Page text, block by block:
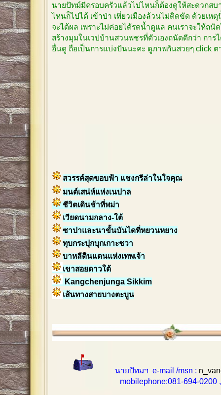
นายปัทม์มีครอบครัวแล้วไปไหนก็ต้องดูให้สะดวกส
ไหนก็ไปได้ เข้าป่า เที่ยวเมืองล้วนไม่ติดขัด ด้วยเห
จะได้ผล เพราะไม่ค่อยได้รดน้ำดูแล คนเราจะให้ถนั
สร้างมุมในเวปบ้านสวนพชรที่ตัวเองถนัดดีกว่า การ
อื่นดู ถือเป็นการแบ่งปันนะคะ ดูภาพกันสวยๆ click ต
สวรรค์สุดขอบฟ้า แชงกรีล่าในใจคุณ
มนต์เสน่ห์แห่งเนปาล
ชีวิตเดินช้าที่พม่า
เวียดนามกลาง-ใต้
ซาปาและนาขั้นบันไดที่หยวนหยาง
ทุบกระปุกบุกเกาะชวา
บาหลีดินแดนแห่งเทพเจ้า
เขาสอยดาวใต้
Kangchenjunga Sikkim
เส้นทางสายบางตะบูน
นายปัทมฯ e-mail /msn :
mobilephone:081-694-0200 ,